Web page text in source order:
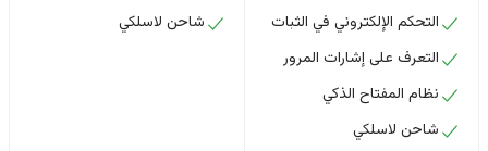
التحكم الإلكتروني في الثبات
التعرف على إشارات المرور
نظام المفتاح الذكي
شاحن لاسلكي
شاحن لاسلكي